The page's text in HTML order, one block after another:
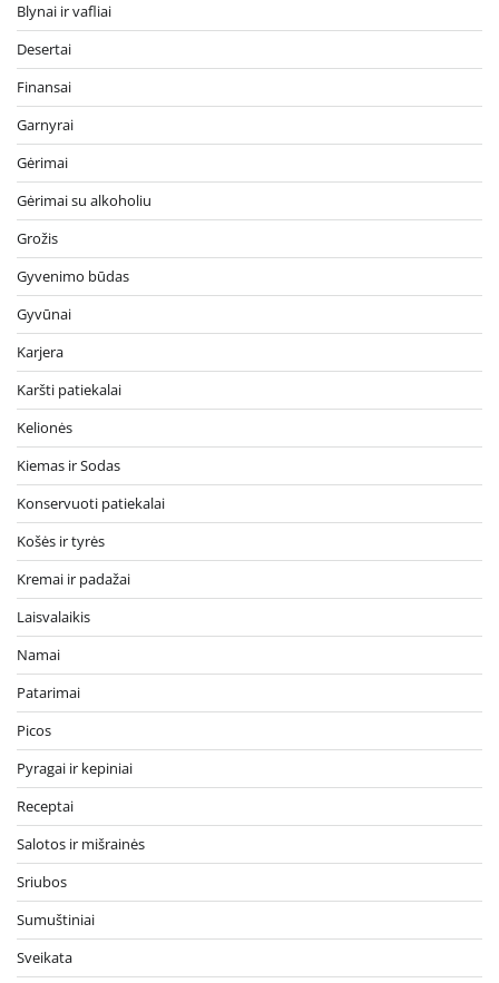
Blynai ir vafliai
Desertai
Finansai
Garnyrai
Gėrimai
Gėrimai su alkoholiu
Grožis
Gyvenimo būdas
Gyvūnai
Karjera
Karšti patiekalai
Kelionės
Kiemas ir Sodas
Konservuoti patiekalai
Košės ir tyrės
Kremai ir padažai
Laisvalaikis
Namai
Patarimai
Picos
Pyragai ir kepiniai
Receptai
Salotos ir mišrainės
Sriubos
Sumuštiniai
Sveikata